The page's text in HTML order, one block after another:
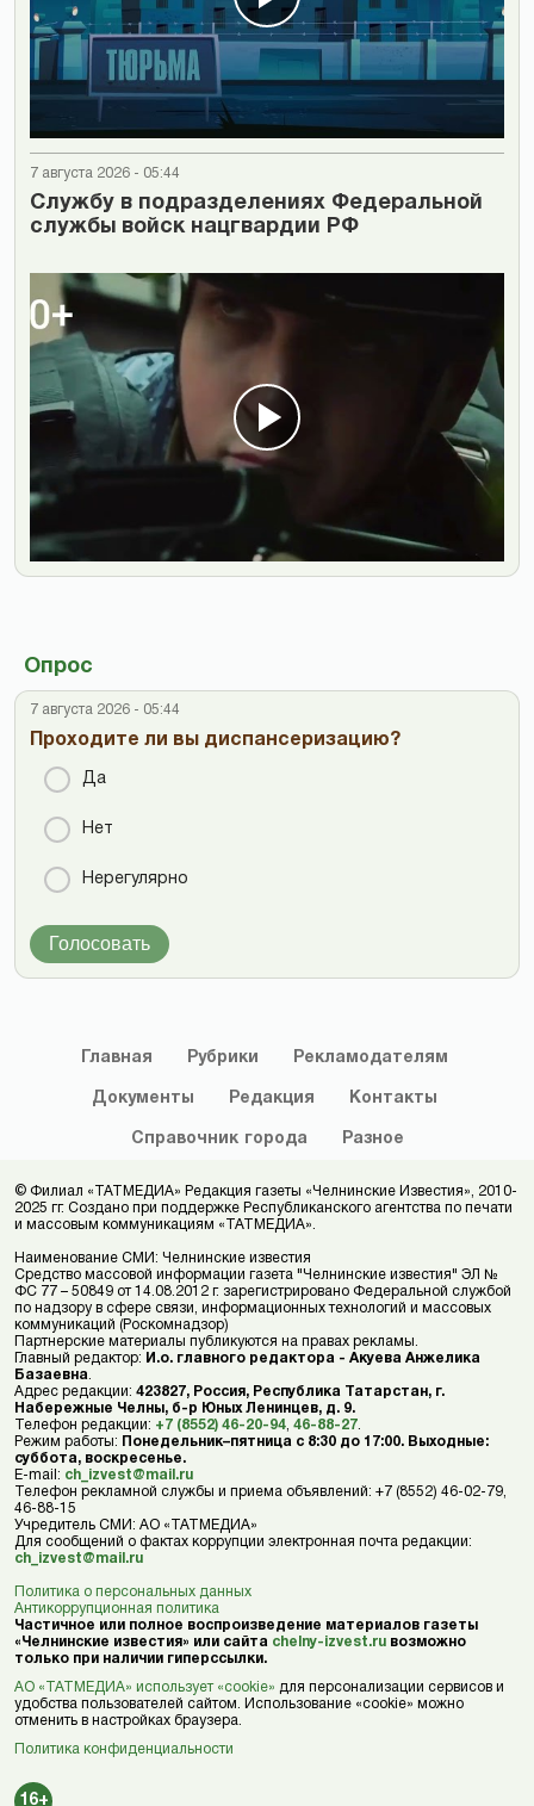
7 августа 2026 - 05:44
Cлужбу в подразделениях Федеральной
службы войск нацгвардии РФ
Опрос
7 августа 2026 - 05:44
Проходите ли вы диспансеризацию?
Да
Нет
Нерегулярно
Голосовать
Главная Рубрики Рекламодателям
Документы Редакция Контакты
Справочник города Разное
© Филиал «ТАТМЕДИА» Редакция газеты «Челнинские Известия», 2010-
2025 гг. Создано при поддержке Республиканского агентства по печати
и массовым коммуникациям «ТАТМЕДИА».
Наименование СМИ: Челнинские известия
Средство массовой информации газета "Челнинские известия" ЭЛ №
ФС 77 – 50849 от 14.08.2012 г. зарегистрировано Федеральной службой
по надзору в сфере связи, информационных технологий и массовых
коммуникаций (Роскомнадзор)
Партнерские материалы публикуются на правах рекламы.
Главный редактор: И.о. главного редактора - Акуева Анжелика
Базаевна
Адрес редакции: 423827, Россия, Республика Татарстан, г.
Набережные Челны, б-р Юных Ленинцев, д. 9.
Телефон редакции: +7 (8552) 46-20-94 46-88-27
Режим работы: Понедельник–пятница с 8:30 до 17:00. Выходные:
суббота, воскресенье.
E-mail: ch_izvest@mail.ru
Телефон рекламной службы и приема объявлений: +7 (8552) 46-02-79,
46-88-15
Учредитель СМИ: АО «ТАТМЕДИА»
Для сообщений о фактах коррупции электронная почта редакции:
ch_izvest@mail.ru
Политика о персональных данных
Антикоррупционная политика
Частичное или полное воспроизведение материалов газеты
«Челнинские известия» или сайта chelny-izvest.ru возможно
только при наличии гиперссылки.
АО «ТАТМЕДИА» использует «cookie» для персонализации сервисов и
удобства пользователей сайтом. Использование «cookie» можно
отменить в настройках браузера.
Политика конфиденциальности
16+